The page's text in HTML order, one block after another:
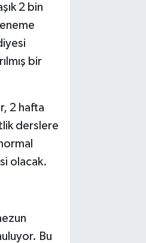
2 bin
bir
2 hafta
derslere
olacak.
Bu